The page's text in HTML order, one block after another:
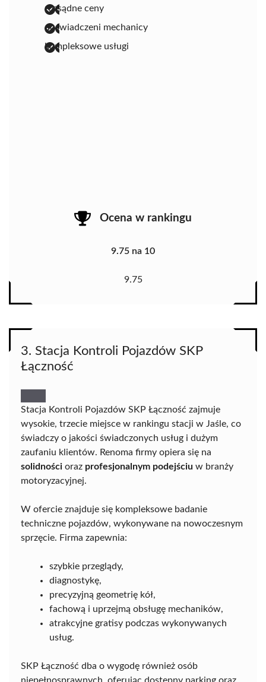
rozsądne ceny
doświadczeni mechanicy
kompleksowe usługi
Ocena w rankingu
9.75 na 10
9.75
3. Stacja Kontroli Pojazdów SKP
Łączność
Stacja Kontroli Pojazdów SKP Łączność zajmuje
wysokie, trzecie miejsce w rankingu stacji w Jaśle, co
świadczy o jakości świadczonych usług i dużym
zaufaniu klientów. Renoma firmy opiera się na
solidności oraz profesjonalnym podejściu w branży
motoryzacyjnej.
W ofercie znajduje się kompleksowe badanie
techniczne pojazdów, wykonywane na nowoczesnym
sprzęcie. Firma zapewnia:
szybkie przeglądy,
diagnostykę,
precyzyjną geometrię kół,
fachową i uprzejmą obsługę mechaników,
atrakcyjne gratisy podczas wykonywanych
usług.
SKP Łączność dba o wygodę również osób
niepełnosprawnych, oferując dostępny parking oraz